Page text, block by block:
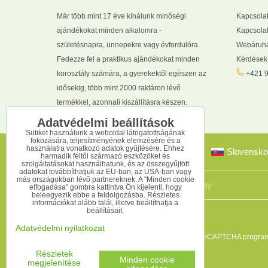
Már több mint 17 éve kínálunk minőségi
ajándékokat minden alkalomra -
születésnapra, ünnepekre vagy évfordulóra.
Fedezze fel a praktikus ajándékokat minden
korosztály számára, a gyerekektől egészen az
idősekig, több mint 2000 raktáron lévő
termékkel, azonnali kiszállításra készen.
+421
Slovensko
Ez az oldal reCAPTCHA
Adatvédelmi beállítások
Sütiket használunk a weboldal látogatottságának
fokozására, teljesítményének elemzésére és a
használatra vonatkozó adatok gyűjtésére. Ehhez
harmadik féltől származó eszközöket és
szolgáltatásokat használhatunk, és az összegyűjtött
adatokat továbbíthatjuk az EU-ban, az USA-ban vagy
más országokban lévő partnereknek. A "Minden cookie
elfogadása" gombra kattintva Ön kijelenti, hogy
beleegyezik ebbe a feldolgozásba. Részletes
információkat alább talál, illetve beállíthatja a
beállításait.
Adatvédelmi nyilatkozat
Részletek
megjelenítése
Minden cookie